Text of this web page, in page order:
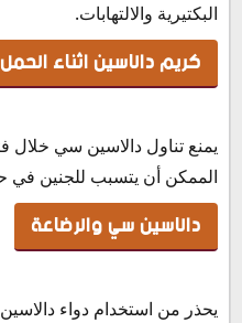
البكتيرية والالتهابات.
كريم دالاسين اثناء الحمل
يمنع تناول دالاسين سي خلال
الممكن أن يتسبب للجنين
دالاسين سي والرضاعة
يحذر من استخدام دواء